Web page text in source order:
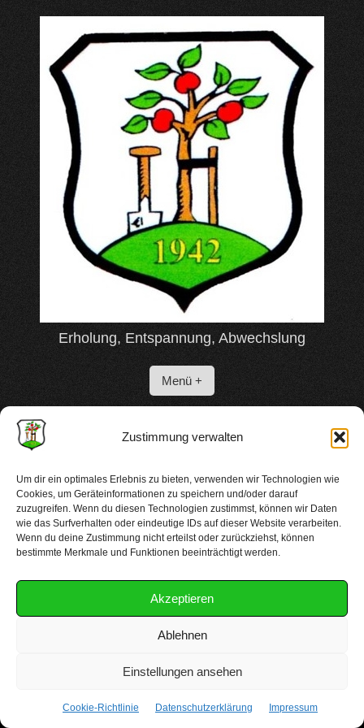
Zustimmung verwalten
Um dir ein optimales Erlebnis zu bieten, verwenden wir Technologien wie
Cookies, um Geräteinformationen zu speichern und/oder darauf
zuzugreifen. Wenn du diesen Technologien zustimmst, können wir Daten
wie das Surfverhalten oder eindeutige IDs auf dieser Website verarbeiten.
Wenn du deine Zustimmung nicht erteilst oder zurückziehst, können
bestimmte Merkmale und Funktionen beeinträchtigt werden.
Akzeptieren
Ablehnen
Einstellungen ansehen
Cookie-Richtlinie Datenschutzerklärung Impressum
content
Erholung, Entspannung, Abwechslung
Menü +
Feierlichkeiten
Plakat Sommerfest Herunterladen